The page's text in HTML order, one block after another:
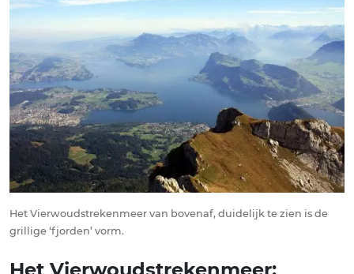
Het Vierwoudstrekenmeer van bovenaf, duidelijk te zien is de
grillige ‘fjorden’ vorm.